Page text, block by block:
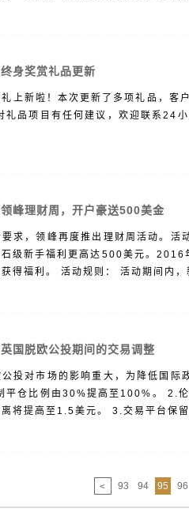
终身奖赏礼品更新
上新啦！本次更新了多项礼品，客
礼品项目有任何建议，欢迎联系24
领峰理财周，开户豪送500美金
求，领峰再度推出理财周活动。活
级新手福利更高达500美元。
得福利。 活动规则： 活动期间内
英国脱欧公投期间的交易调整
投对市场的影响重大，为降低国际
平仓比例由30%提高至100%。 2.
离将提高至1.5美元。 3.交易平台保
< 93 94 95 96